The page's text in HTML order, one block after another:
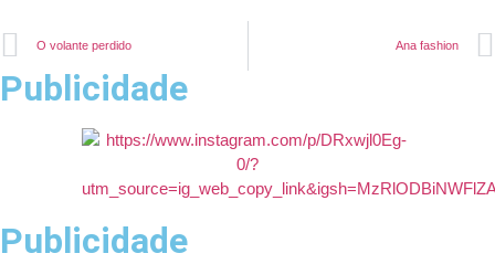
O volante perdido Ana fashion
Publicidade
Publicidade